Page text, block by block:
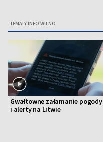
TEMATY INFO WILNO
Gwałtowne załamanie pogody
i alerty na Litwie